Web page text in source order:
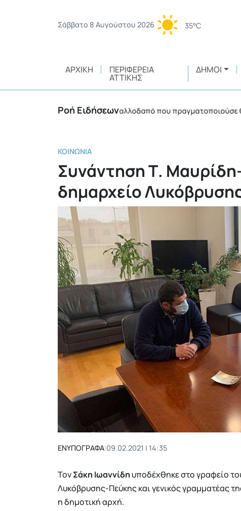
Σάββατο 8 Αυγούστου 2026 35°C
ΑΡΧΙΚΉ ΠΕΡΙΦΈΡΕΙΑ
ΑΤΤΙΚΉΣ
ΔΉΜΟΙ
Ροή Ειδήσεων
Πρόστιμο 3.750 ευρώ σε αλλοδαπό που πραγματοποιούσε θερμές
ΚΟΙΝΩΝΊΑ
Συνάντηση Τ.
δημαρχείο
ΕΝΥΠΟΓΡΑΦΑ|09.02.2021 | 14:35
ΤονΣάκη Ιωαννίδη υποδέχθηκε στο γραφείο
Λυκόβρυσης-Πεύκης και γενικός γραμματέας
η δημοτική αρχή.